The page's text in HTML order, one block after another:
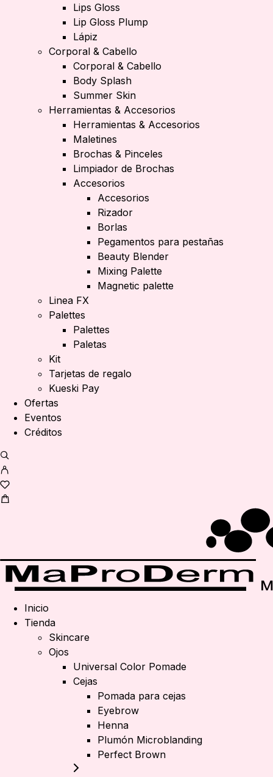
Lips Gloss
Lip Gloss Plump
Lápiz
Corporal & Cabello
Corporal & Cabello
Body Splash
Summer Skin
Herramientas & Accesorios
Herramientas & Accesorios
Maletines
Brochas & Pinceles
Limpiador de Brochas
Accesorios
Accesorios
Rizador
Borlas
Pegamentos para pestañas
Beauty Blender
Mixing Palette
Magnetic palette
Linea FX
Palettes
Palettes
Paletas
Kit
Tarjetas de regalo
Kueski Pay
Ofertas
Eventos
Créditos
Inicio
Tienda
Skincare
Ojos
Universal Color Pomade
Cejas
Pomada para cejas
Eyebrow
Henna
Plumón Microblanding
Perfect Brown